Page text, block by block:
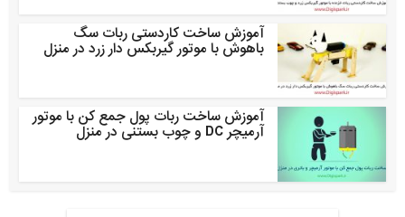
آموزش ساخت کاردستی ربات سگ
باهوش با موتور گیربکس دار زرد در منزل
آموزش ساخت ربات پول جمع کن با موتور
آرمیچر DC و چوب بستنی در منزل